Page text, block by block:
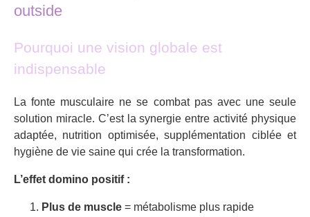
outside
Pourquoi une vision globale est
indispensable
La fonte musculaire ne se combat pas avec une seule
solution miracle. C’est la synergie entre activité physique
adaptée, nutrition optimisée, supplémentation ciblée et
hygiène de vie saine qui crée la transformation.
L’effet domino positif :
Plus de muscle = métabolisme plus rapide